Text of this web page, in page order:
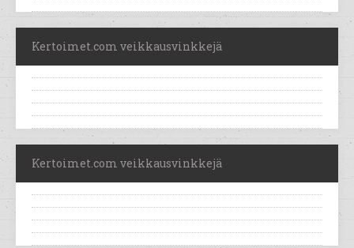
Kertoimet.com veikkausvinkkejä
Kertoimet.com veikkausvinkkejä